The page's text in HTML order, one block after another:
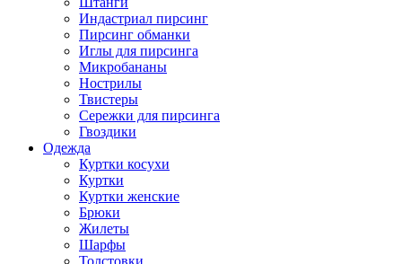
Индастриал пирсинг
Пирсинг обманки
Иглы для пирсинга
Микробананы
Нострилы
Твистеры
Сережки для пирсинга
Гвоздики
Одежда
Куртки косухи
Куртки
Куртки женские
Брюки
Жилеты
Шарфы
Толстовки